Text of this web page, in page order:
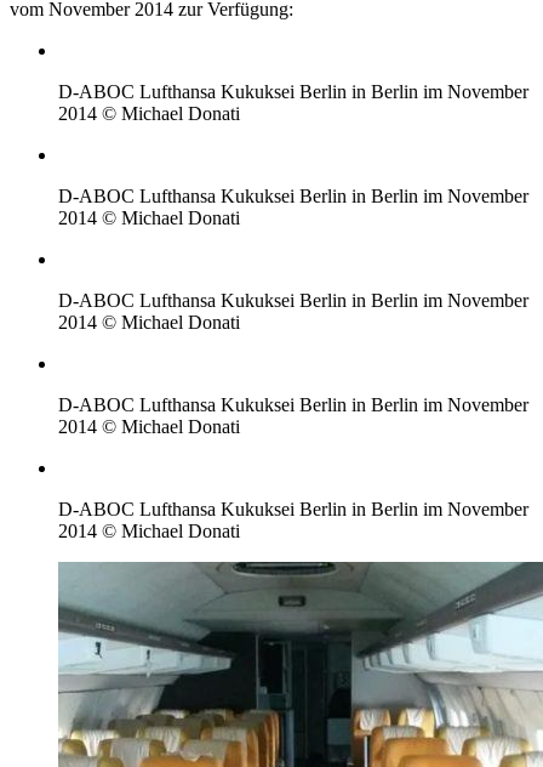
vom November 2014 zur Verfügung:
D-ABOC Lufthansa Kukuksei Berlin in Berlin im November
2014 © Michael Donati
D-ABOC Lufthansa Kukuksei Berlin in Berlin im November
2014 © Michael Donati
D-ABOC Lufthansa Kukuksei Berlin in Berlin im November
2014 © Michael Donati
D-ABOC Lufthansa Kukuksei Berlin in Berlin im November
2014 © Michael Donati
D-ABOC Lufthansa Kukuksei Berlin in Berlin im November
2014 © Michael Donati